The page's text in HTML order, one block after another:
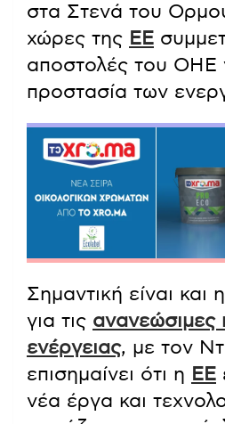
στα Στενά του
χώρες της ΕΕ
αποστολές του ΟΗΕ
προστασία των
Σημαντική είναι και
για τις ανανεώσιμες
ενέργειας, με τον
επισημαίνει ότι η ΕΕ
νέα έργα και